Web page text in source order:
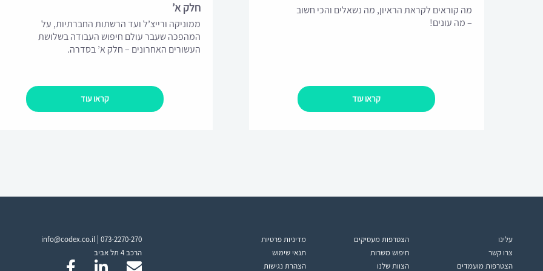
מה קוראים לקראת הראיון, מה נשאלים והכי חשוב
– מה עונים!
קראו עוד
חלק א’
ממוניקה ורייצ’ל ועד הרשתות החברתיות, על
המהפכה שעבר עולם חיפוש העבודה בשלושת
העשורים האחרונים – חלק א’ בסדרה.
קראו עוד
עלינו
צרו קשר
הצטרפות מועמדים
הצטרפות מעסיקים
חיפוש משרות
הצוות שלנו
מדיניות פרטיות
תנאי שימוש
הצהרת נגישות
info@codex.co.il | 073-2270-270
הרכב 4 תל אביב